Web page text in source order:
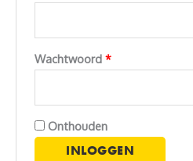
Wachtwoord *Vereist
Onthouden
INLOGGEN